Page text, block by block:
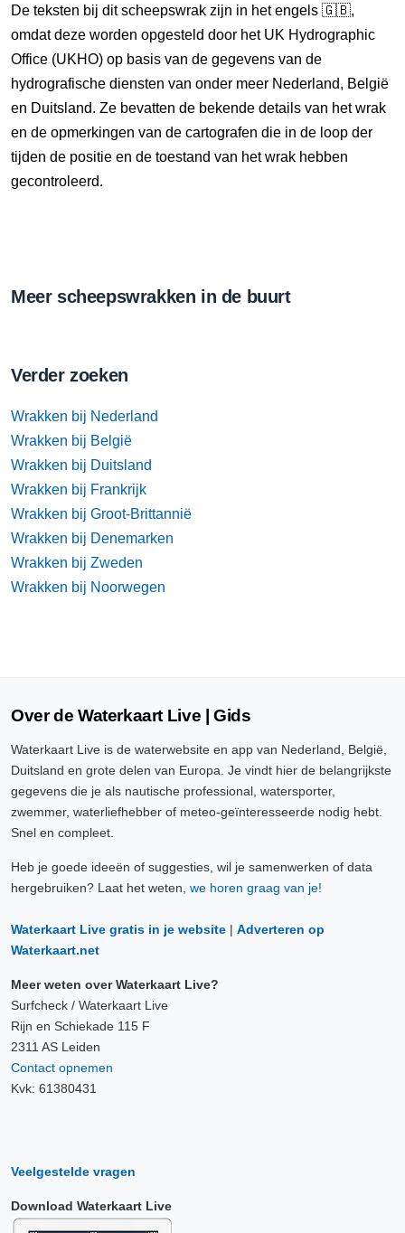
De teksten bij dit scheepswrak zijn in het engels 🇬🇧,
omdat deze worden opgesteld door het UK Hydrographic
Office (UKHO) op basis van de gegevens van de
hydrografische diensten van onder meer Nederland, België
en Duitsland. Ze bevatten de bekende details van het wrak
en de opmerkingen van de cartografen die in de loop der
tijden de positie en de toestand van het wrak hebben
gecontroleerd.
Meer scheepswrakken in de buurt
Verder zoeken
Wrakken bij Nederland
Wrakken bij België
Wrakken bij Duitsland
Wrakken bij Frankrijk
Wrakken bij Groot-Brittannië
Wrakken bij Denemarken
Wrakken bij Zweden
Wrakken bij Noorwegen
Over de Waterkaart Live | Gids
Waterkaart Live is de waterwebsite en app van Nederland, België,
Duitsland en grote delen van Europa. Je vindt hier de belangrijkste
gegevens die je als nautische professional, watersporter,
zwemmer, waterliefhebber of meteo-geïnteresseerde nodig hebt.
Snel en compleet.
Heb je goede ideeën of suggesties, wil je samenwerken of data
hergebruiken? Laat het weten, we horen graag van je!
Waterkaart Live gratis in je website | Adverteren op
Waterkaart.net
Meer weten over Waterkaart Live?
Surfcheck / Waterkaart Live
Rijn en Schiekade 115 F
2311 AS Leiden
Contact opnemen
Kvk: 61380431
Veelgestelde vragen
Download Waterkaart Live